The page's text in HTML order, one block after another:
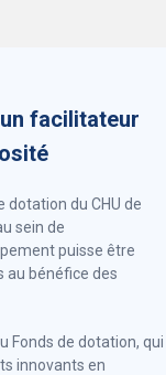
facilitateur
dotation du CHU de
sein de
puisse être
au bénéfice des
Fonds de dotation, qui
innovants en